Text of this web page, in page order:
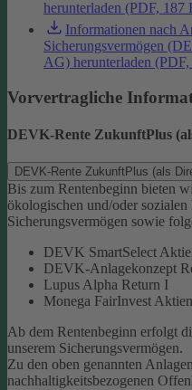
herunterladen (PDF, 187
Informationen nach
Sicherungsvermögen
AG) herunterladen
Vorvertragliche
DEVK-Rente ZukunftPlus
DEVK-Rente ZukunftPlus (als
Bis zum Rentenbeginn bieten
ökologischen und/oder
Sicherungsvermögen sowie
DEVK SmartSelect
DEVK-Anlagekonzept
Lupus Alpha Return I
Monega FairInvest
Ab dem Rentenbeginn erfolgt
unserem Sicherungsvermögen.
Zu den oben genannten
nachhaltigkeitsbezogenen